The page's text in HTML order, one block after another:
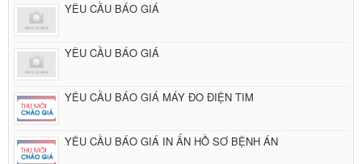
YÊU CẦU BÁO GIÁ
YÊU CẦU BÁO GIÁ
YÊU CẦU BÁO GIÁ MÁY ĐO ĐIỆN TIM
YÊU CẦU BÁO GIÁ IN ẤN HỒ SƠ BỆNH ÁN